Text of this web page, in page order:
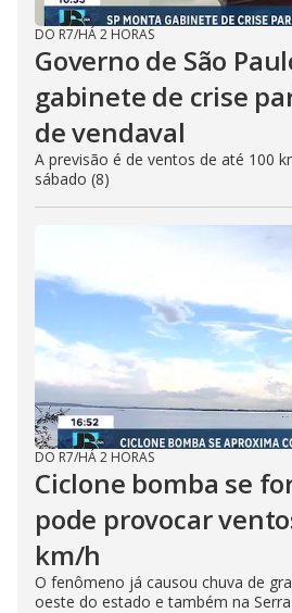
DO R7/HÁ 2 HORAS
Governo de São
gabinete de crise
de vendaval
A previsão é de ventos de até 100
sábado (8)
DO R7/HÁ 2 HORAS
Ciclone bomba se
pode provocar
km/h
O fenômeno já causou chuva de
oeste do estado e também na